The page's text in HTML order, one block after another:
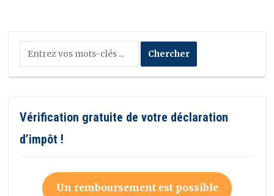
Vérification gratuite de votre déclaration
d’impôt !
Un remboursement est possible